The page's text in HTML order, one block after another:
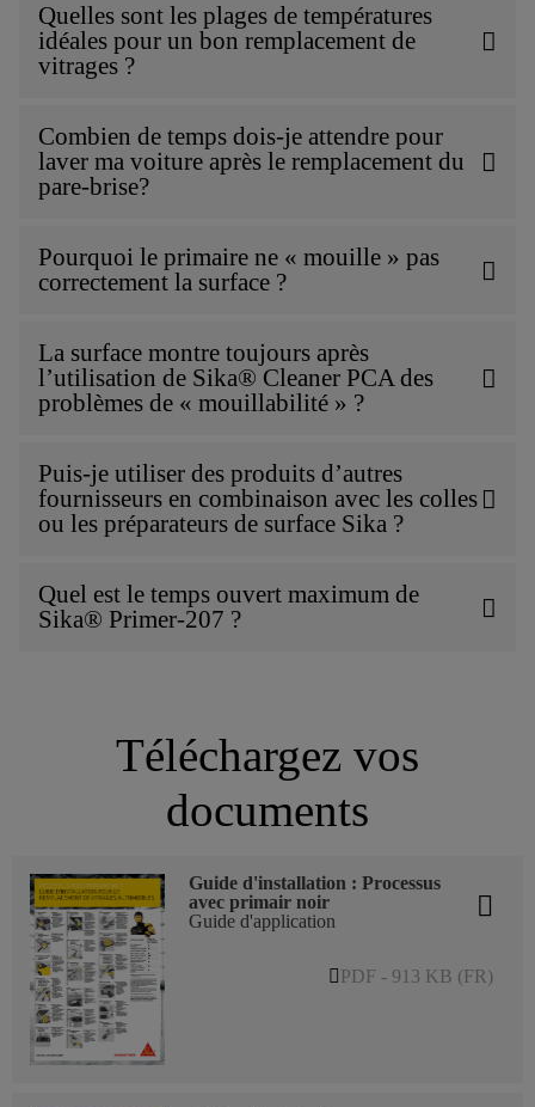
Quelles sont les plages de températures
idéales pour un bon remplacement de
vitrages ?
Combien de temps dois-je attendre pour
laver ma voiture après le remplacement du
pare-brise?
Pourquoi le primaire ne « mouille » pas
correctement la surface ?
La surface montre toujours après
l’utilisation de Sika® Cleaner PCA des
problèmes de « mouillabilité » ?
Puis-je utiliser des produits d’autres
fournisseurs en combinaison avec les colles
ou les préparateurs de surface Sika ?
Quel est le temps ouvert maximum de
Sika® Primer-207 ?
Téléchargez vos
documents
Guide d'installation : Processus
avec primair noir
Guide d'application
PDF - 913 KB (FR)